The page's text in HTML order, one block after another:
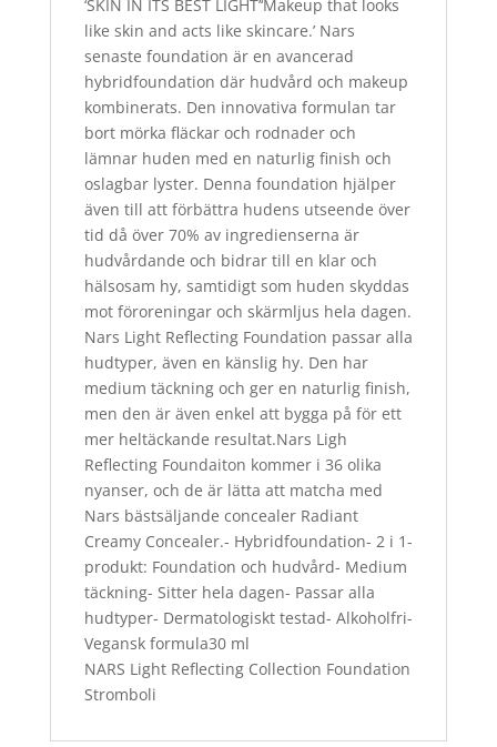
‘SKIN IN ITS BEST LIGHT’‘Makeup that looks
like skin and acts like skincare.’ Nars
senaste foundation är en avancerad
hybridfoundation där hudvård och makeup
kombinerats. Den innovativa formulan tar
bort mörka fläckar och rodnader och
lämnar huden med en naturlig finish och
oslagbar lyster. Denna foundation hjälper
även till att förbättra hudens utseende över
tid då över 70% av ingredienserna är
hudvårdande och bidrar till en klar och
hälsosam hy, samtidigt som huden skyddas
mot föroreningar och skärmljus hela dagen.
Nars Light Reflecting Foundation passar alla
hudtyper, även en känslig hy. Den har
medium täckning och ger en naturlig finish,
men den är även enkel att bygga på för ett
mer heltäckande resultat.Nars Ligh
Reflecting Foundaiton kommer i 36 olika
nyanser, och de är lätta att matcha med
Nars bästsäljande concealer Radiant
Creamy Concealer.- Hybridfoundation- 2 i 1-
produkt: Foundation och hudvård- Medium
täckning- Sitter hela dagen- Passar alla
hudtyper- Dermatologiskt testad- Alkoholfri-
Vegansk formula30 ml
NARS Light Reflecting Collection Foundation
Stromboli